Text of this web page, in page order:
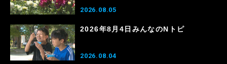
2026.08.05
2026年8月4日みんなのNトピ
2026.08.04